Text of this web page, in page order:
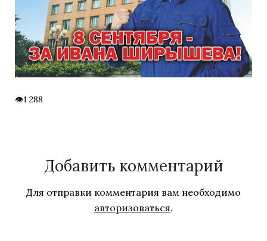
1 288
Добавить комментарий
Для отправки комментария вам необходимо
авторизоваться.